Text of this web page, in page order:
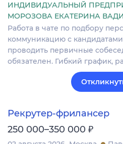
ИНДИВИДУАЛЬНЫЙ
МОРОЗОВА ЕКАТЕРИНА
Работа в чате по подбору
коммуникацию с
проводить первичные
обязателен. Гибкий график,
Рекрутер-фрилансер
250 000–350 000 ₽